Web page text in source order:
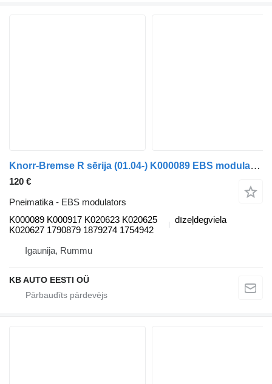
Knorr-Bremse R sērija (01.04-) K000089 EBS modulators paredzēts Scania P,G,R,T-series (2004-2017) kravas automašīnas
120 €
Pneimatika - EBS modulators
K000089 K000917 K020623 K020625
K020627 1790879 1879274 1754942
dīzeļdegviela
Igaunija, Rummu
KB AUTO EESTI OÜ